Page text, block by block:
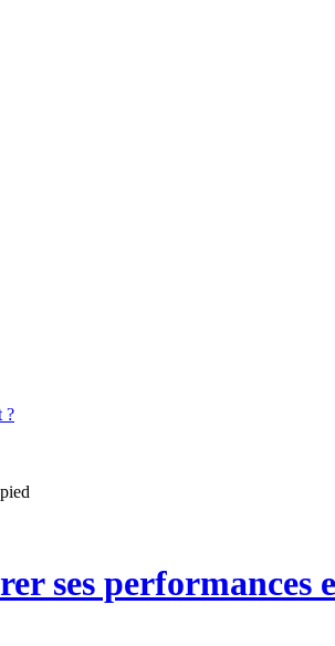
?
ses performances